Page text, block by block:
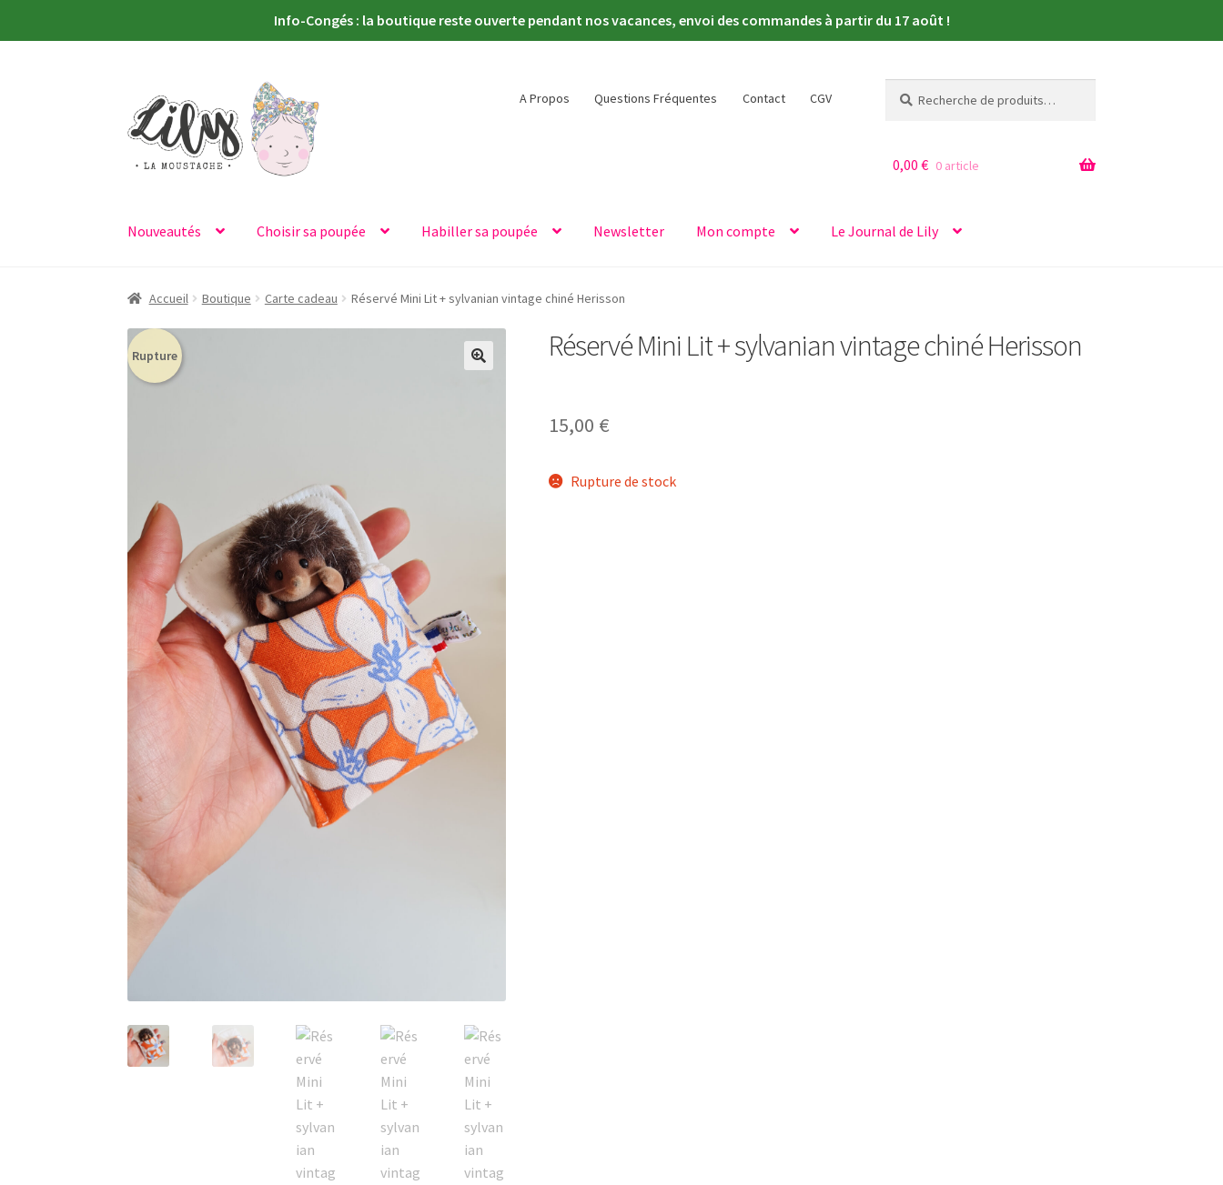
Info-Congés : la boutique reste ouverte pendant nos vacances, envoi des commandes à partir du 17 août !
à
la
navigation
au
contenu
A Propos Questions Fréquentes Contact CGV
pour :
Nouveautés Choisir sa poupée Habiller sa poupée Newsletter Mon compte Le Journal de Lily
0,00 € 0 article
Accueil Boutique Carte cadeau Réservé Mini Lit + sylvanian vintage chiné Herisson
Rupture Réservé Mini Lit + sylvanian vintage chiné Herisson
15,00 €
Rupture de stock